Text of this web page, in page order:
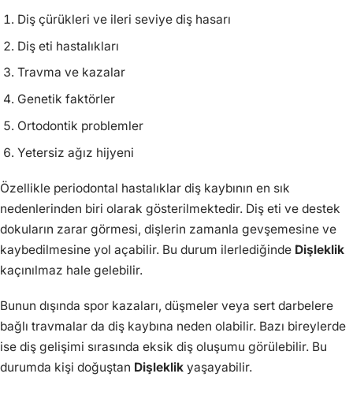
Diş çürükleri ve ileri seviye diş hasarı
Diş eti hastalıkları
Travma ve kazalar
Genetik faktörler
Ortodontik problemler
Yetersiz ağız hijyeni
Özellikle periodontal hastalıklar diş kaybının en sık
nedenlerinden biri olarak gösterilmektedir. Diş eti ve destek
dokuların zarar görmesi, dişlerin zamanla gevşemesine ve
kaybedilmesine yol açabilir. Bu durum ilerlediğinde Dişleklik
kaçınılmaz hale gelebilir.
Bunun dışında spor kazaları, düşmeler veya sert darbelere
bağlı travmalar da diş kaybına neden olabilir. Bazı bireylerde
ise diş gelişimi sırasında eksik diş oluşumu görülebilir. Bu
durumda kişi doğuştan Dişleklik yaşayabilir.